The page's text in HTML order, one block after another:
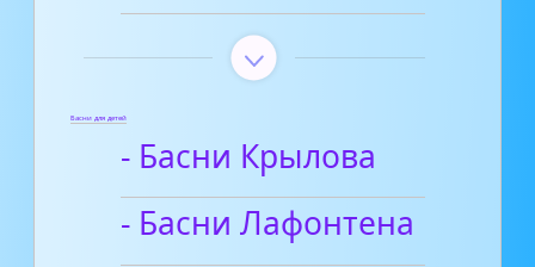
Басни для детей
- Басни Крылова
- Басни Лафонтена